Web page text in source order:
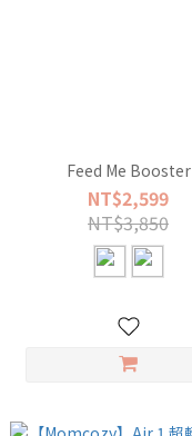
Feed Me Booster
NT$2,599
NT$3,850